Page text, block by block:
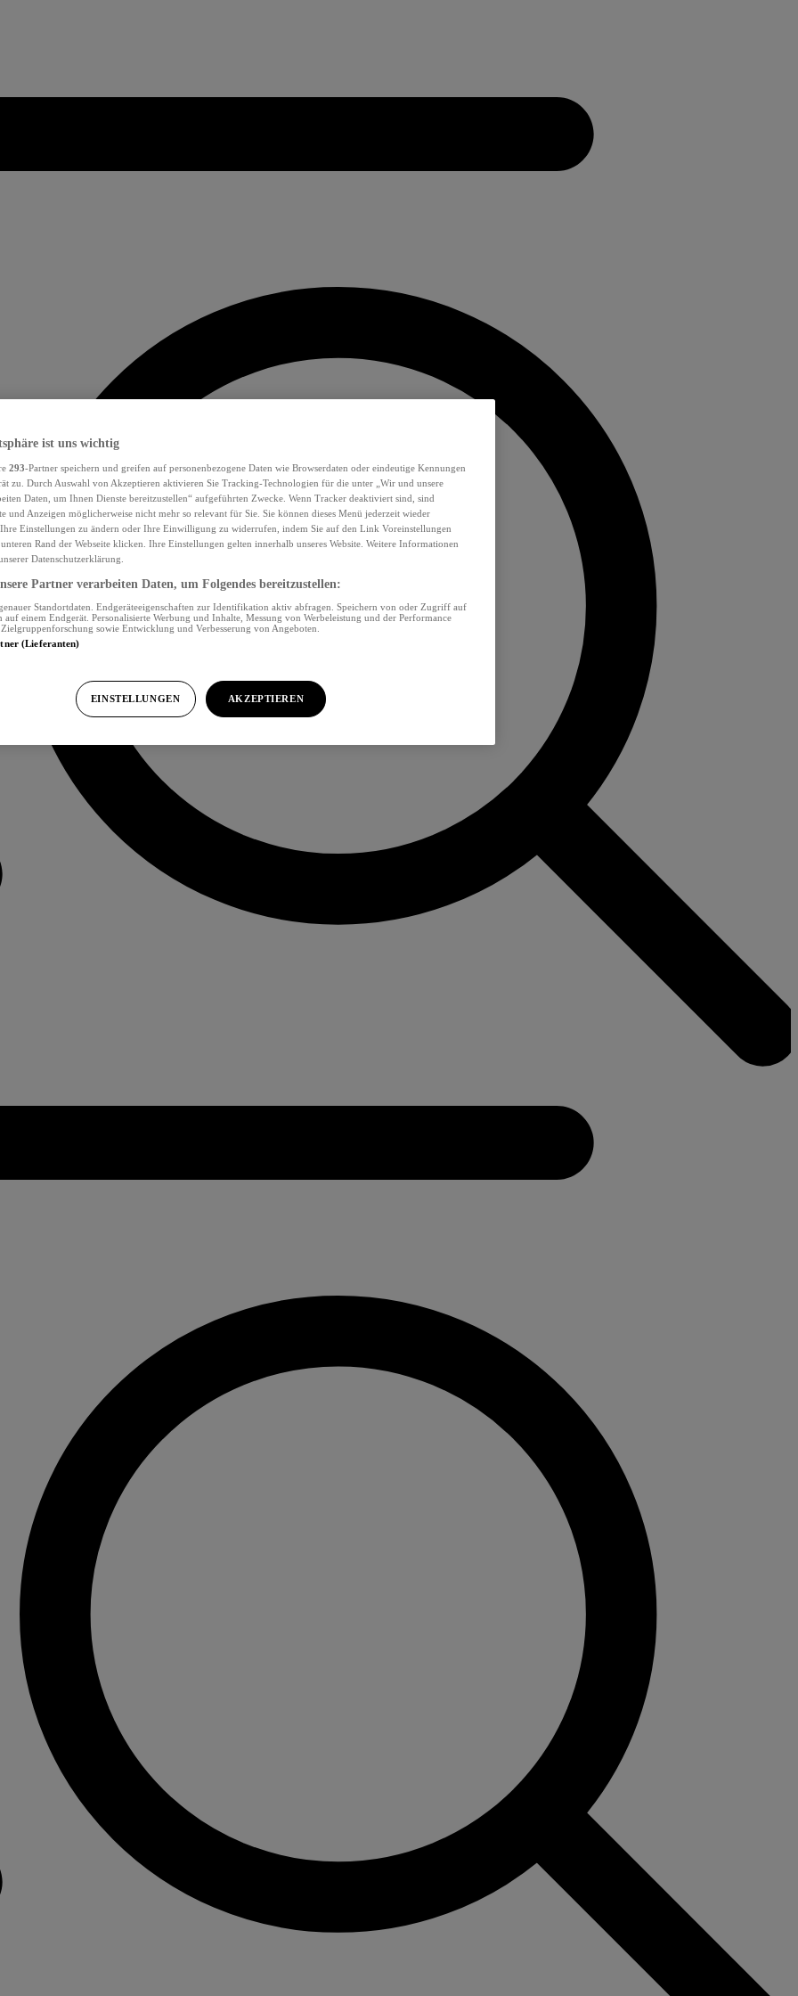
ist uns wichtig
293-Partner speichern und greifen auf personenbezogene Daten wie Browserdaten oder eindeutige Kennungen
zu. Durch Auswahl von Akzeptieren aktivieren Sie Tracking-Technologien für die unter „Wir und unsere
Daten, um Ihnen Dienste bereitzustellen“ aufgeführten Zwecke. Wenn Tracker deaktiviert sind, sind
und Anzeigen möglicherweise nicht mehr so relevant für Sie. Sie können dieses Menü jederzeit wieder
Einstellungen zu ändern oder Ihre Einwilligung zu widerrufen, indem Sie auf den Link Voreinstellungen
Rand der Webseite klicken. Ihre Einstellungen gelten innerhalb unseres Website. Weitere Informationen
Datenschutzerklärung.
Partner verarbeiten Daten, um Folgendes bereitzustellen:
Standortdaten. Endgeräteeigenschaften zur Identifikation aktiv abfragen. Speichern von oder Zugriff auf
einem Endgerät. Personalisierte Werbung und Inhalte, Messung von Werbeleistung und der Performance
sowie Entwicklung und Verbesserung von Angeboten.
(Lieferanten)
EINSTELLUNGEN AKZEPTIEREN